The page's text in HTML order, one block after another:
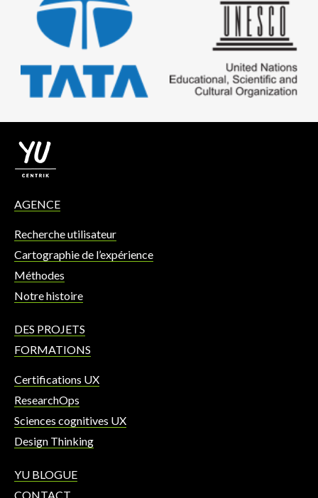
AGENCE
Recherche utilisateur
Cartographie de l’expérience
Méthodes
Notre histoire
DES PROJETS
FORMATIONS
Certifications UX
ResearchOps
Sciences cognitives UX
Design Thinking
YU BLOGUE
CONTACT